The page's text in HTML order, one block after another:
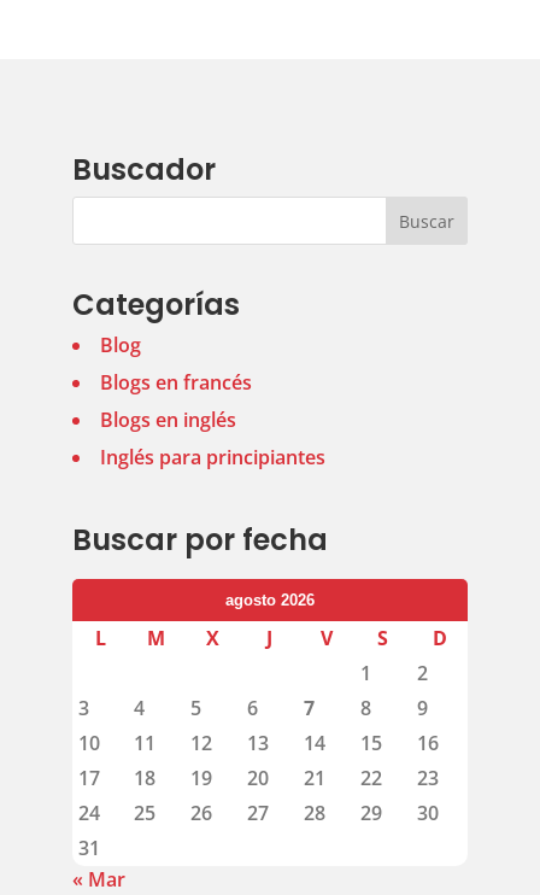
Buscador
Categorías
Blog
Blogs en francés
Blogs en inglés
Inglés para principiantes
Buscar por fecha
agosto 2026
L M X J V S
D
1
2
3
4 5 6 7 8
9
10
11 12 13 14 15
16
17
18 19 20 21 22
23
24
25 26 27 28 29
30
31
« Mar